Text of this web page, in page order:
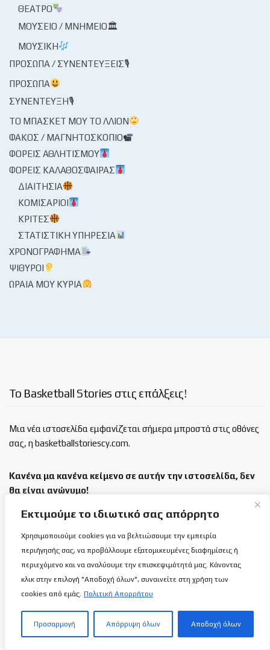
Εκτιμούμε το ιδιωτικό σας απόρρητο
Χρησιμοποιούμε cookies για να βελτιώσουμε την εμπειρία
περιήγησής σας, να προβάλλουμε εξατομικευμένες διαφημίσεις ή
περιεχόμενο και να αναλύουμε την επισκεψιμότητά μας. Κάνοντας
κλικ στην επιλογή "Αποδοχή όλων", συναινείτε στη χρήση των
cookies από εμάς. Πολιτική Απορρήτου
Προσαρμογή Απόρριψη όλων Αποδοχή όλων
ΘΈΑΤΡΟ
ΜΟΥΣΕΊΟ / ΜΝΗΜΕΊΟ🏛
ΜΟΥΣΙΚΉ
ΠΡΌΣΩΠΑ / ΣΥΝΕΝΤΕΎΞΕΙΣ🎙
ΠΡΌΣΩΠΑ
ΣΥΝΈΝΤΕΥΞΗ🎙
ΤΟ ΜΠΆΣΚΕΤ ΜΟΥ ΤΟ ΛΛΊΟΝ
ΦΑΚΌΣ / ΜΑΓΝΗΤΟΣΚΌΠΙΟ
ΦΟΡΕΊΣ ΑΘΛΗΤΙΣΜΟΎ
ΦΟΡΕΊΣ ΚΑΛΑΘΌΣΦΑΙΡΑΣ
ΔΙΑΙΤΗΣΊΑ
ΚΟΜΙΣΆΡΙΟΙ
ΚΡΙΤΈΣ
ΣΤΑΤΙΣΤΙΚΉ ΥΠΗΡΕΣΊΑ
ΧΡΟΝΟΓΡΆΦΗΜΑ
ΨΊΘΥΡΟΙ
ΩΡΑΊΑ ΜΟΥ ΚΥΡΊΑ
Το Basketball Stories στις επάλξεις!
Μια νέα ιστοσελίδα εμφανίζεται σήμερα μπροστά στις οθόνες
σας, η basketballstoriescy.com.
Κανένα μα κανένα κείμενο σε αυτήν την ιστοσελίδα, δεν
θα είναι ανώνυμο!
καλαθόσφαιρα | ιστορία | πνεύμα | πολιτεία
Τελευταία άρθρα
Διεθνής Ημέρα Αυτοχθόνων Λαών της
Οικουμένης
9 ΑΥΓΟΎΣΤΟΥ 2026